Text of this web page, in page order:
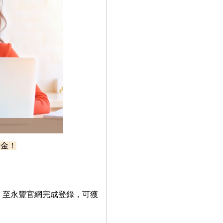
！
永豐官網完成登錄，可獲